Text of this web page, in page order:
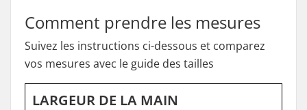
Comment prendre les mesures
Suivez les instructions ci-dessous et comparez
vos mesures avec le guide des tailles
LARGEUR DE LA MAIN